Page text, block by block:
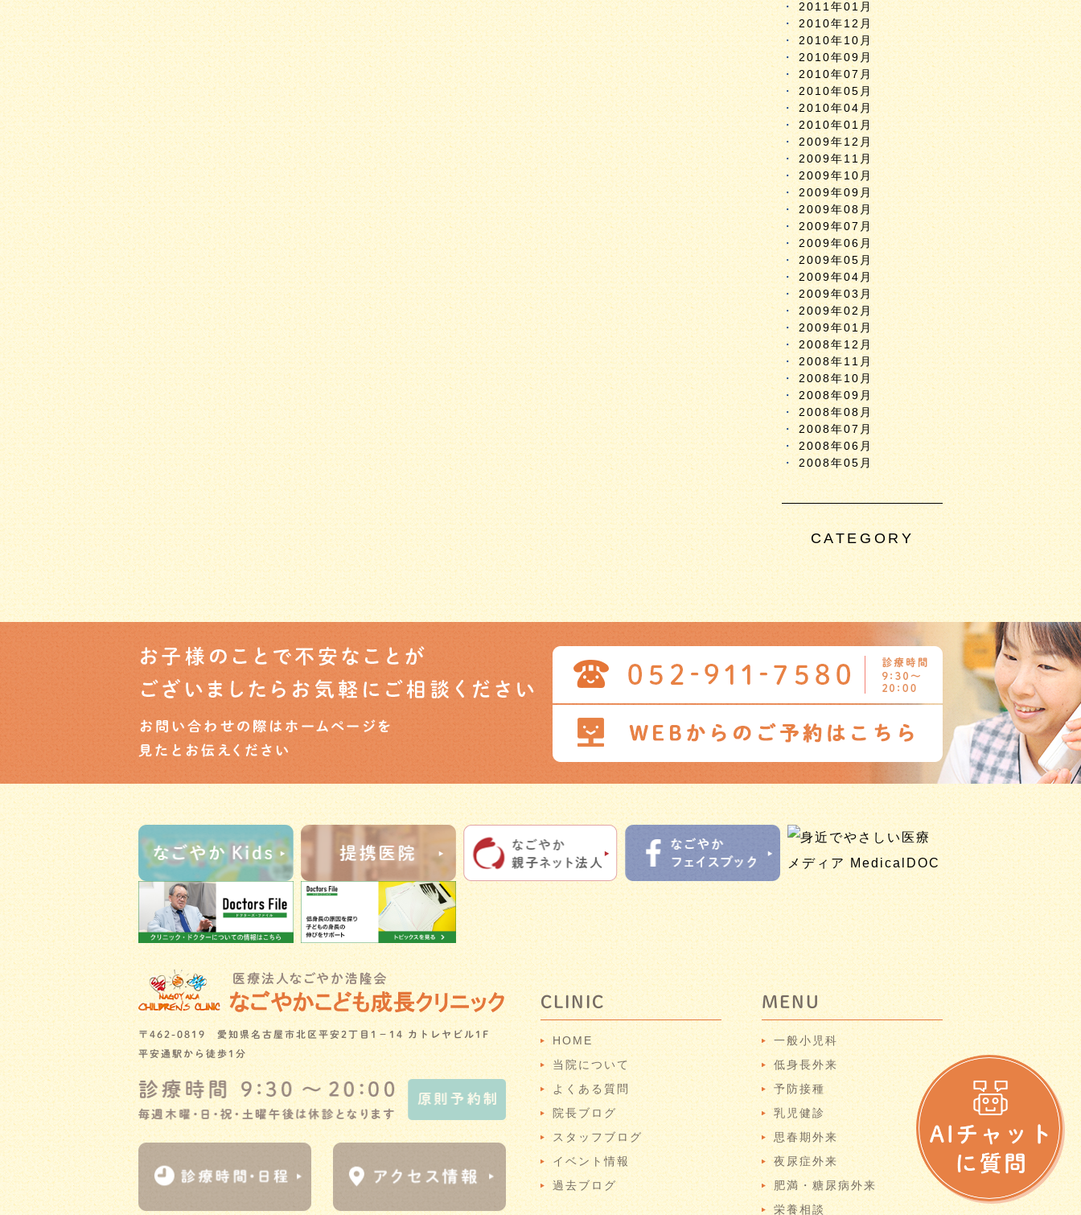
2011年01月
2010年12月
2010年10月
2010年09月
2010年07月
2010年05月
2010年04月
2010年01月
2009年12月
2009年11月
2009年10月
2009年09月
2009年08月
2009年07月
2009年06月
2009年05月
2009年04月
2009年03月
2009年02月
2009年01月
2008年12月
2008年11月
2008年10月
2008年09月
2008年08月
2008年07月
2008年06月
2008年05月
CATEGORY
〒462-0819 愛知県名古屋市北区平安2丁目1－14 カトレヤビル1F
平安通駅から徒歩1分
CLINIC
HOME
当院について
よくある質問
院長ブログ
スタッフブログ
イベント情報
過去ブログ
MENU
一般小児科
低身長外来
予防接種
乳児健診
思春期外来
夜尿症外来
肥満・糖尿病外来
栄養相談